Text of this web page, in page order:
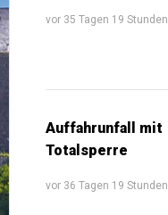
vor 35 Tagen 19 Stunden
Auffahrunfall mit
Totalsperre
vor 36 Tagen 19 Stunden